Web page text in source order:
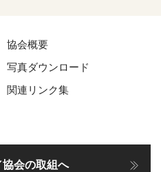
協会概要
写真ダウンロード
関連リンク集
協会の取組へ